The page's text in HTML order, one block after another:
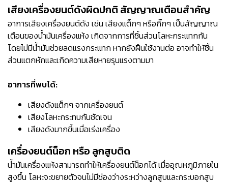
เสียงเครื่องยนต์ดังผิดปกติ สัญญาณเตือนสำคัญ
อาการเสียงเครื่องยนต์ดัง เช่น เสียงแต็กๆ หรือกิ๊กๆ เป็นสัญญาณ
เตือนของน้ำมันเครื่องแห้ง เกิดจากการที่ชิ้นส่วนโลหะกระแทกกัน
โดยไม่มีน้ำมันช่วยลดแรงกระแทก หากยังฝืนใช้งานต่อ อาจทำให้ชิ้น
ส่วนแตกหักและเกิดความเสียหายรุนแรงตามมา
อาการที่พบได้:
เสียงดังแต็กๆ จากเครื่องยนต์
เสียงโลหะกระทบกันชัดเจน
เสียงดังมากขึ้นเมื่อเร่งเครื่อง
เครื่องยนต์น็อก หรือ ลูกสูบติด
น้ำมันเครื่องแห้งสามารถทำให้เครื่องยนต์น็อกได้ เมื่ออุณหภูมิภายใน
สูงขึ้น โลหะจะขยายตัวจนไม่มีช่องว่างระหว่างลูกสูบและกระบอกสูบ